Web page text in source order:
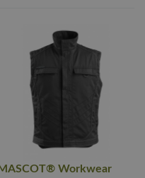
MASCOT® Workwear